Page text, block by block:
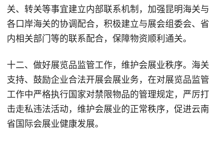
关、转关等事宜建立内部联系机制，加强昆明海关与
各口岸海关的协调配合，积极建立与展会组委会、省
内相关部门等的联系配合，保障物资顺利通关。
十二、做好展览品监管工作，维护会展业秩序。海关
支持、鼓励企业合法开展会展业务，在对展览品监管
工作中严格执行国家对禁限物品的管理规定，严厉打
击走私违法活动，维护会展业的正常秩序，促进云南
省国际会展业健康发展。